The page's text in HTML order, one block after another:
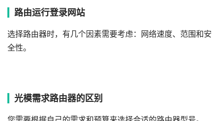
路由运行登录网站
选择路由器时，有几个因素需要考虑：网络速度、范围和安
全性。
光模需求路由器的区别